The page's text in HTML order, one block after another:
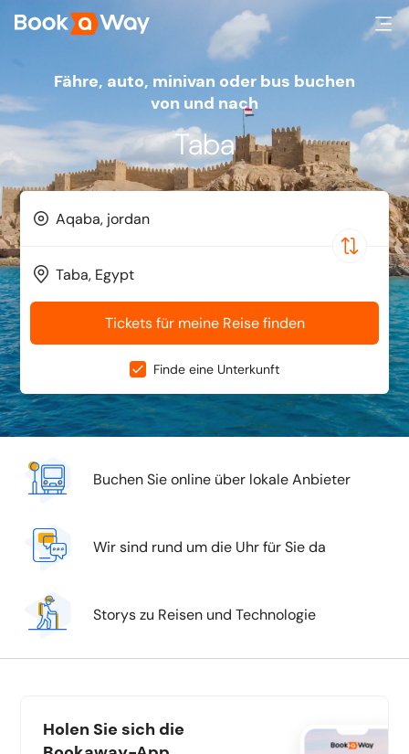
fähre, auto, minivan oder bus buchen
von und nach
Taba
Tickets für meine Reise finden
Finde eine Unterkunft
Buchen Sie online über lokale Anbieter
Wir sind rund um die Uhr für Sie da
Storys zu Reisen und Technologie
Holen Sie sich die